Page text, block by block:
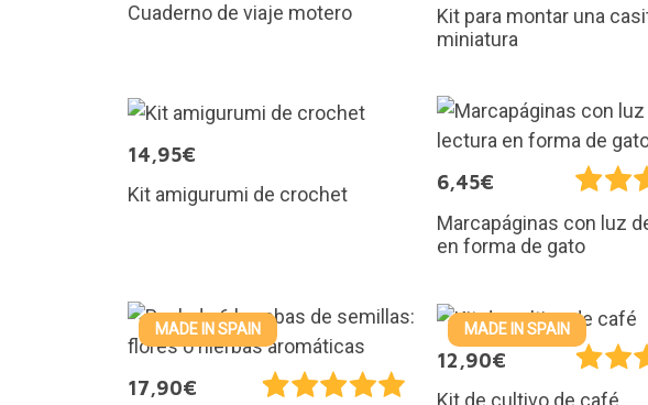
Cuaderno de viaje motero
Kit para montar una
miniatura
14,95€
Kit amigurumi de crochet
6,45€
Marcapáginas con luz
en forma de gato
MADE IN SPAIN
17,90€
MADE IN SPAIN
12,90€